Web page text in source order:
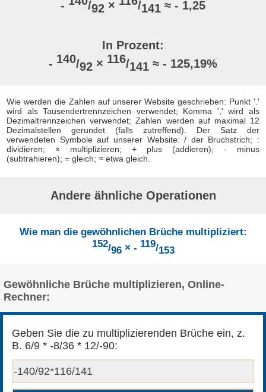
-
/92 × /141 ≈ - 1,25
In Prozent:
- 140/92 × 116/141 ≈ - 125,19%
Wie werden die Zahlen auf unserer Website geschrieben: Punkt '.'
wird als Tausendertrennzeichen verwendet; Komma ',' wird als
Dezimaltrennzeichen verwendet; Zahlen werden auf maximal 12
Dezimalstellen gerundet (falls zutreffend). Der Satz der
verwendeten Symbole auf unserer Website: / der Bruchstrich; :
dividieren; × multiplizieren; + plus (addieren); - minus
(subtrahieren); = gleich; ≈ etwa gleich.
Andere ähnliche Operationen
Wie man die gewöhnlichen Brüche multipliziert:
152/96× - 119/153
Gewöhnliche Brüche multiplizieren, Online-
Rechner:
Geben Sie die zu multiplizierenden Brüche ein, z.
B. 6/9 * -8/36 * 12/-90: